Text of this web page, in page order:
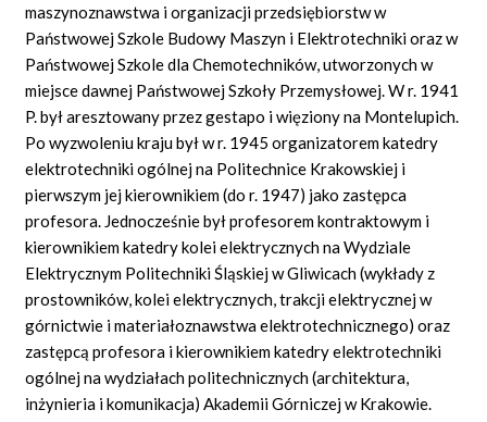
maszynoznawstwa i organizacji przedsiębiorstw w
Państwowej Szkole Budowy Maszyn i Elektrotechniki oraz w
Państwowej Szkole dla Chemotechników, utworzonych w
miejsce dawnej Państwowej Szkoły Przemysłowej. W r. 1941
P. był aresztowany przez gestapo i więziony na Montelupich.
Po wyzwoleniu kraju był w r. 1945 organizatorem katedry
elektrotechniki ogólnej na Politechnice Krakowskiej i
pierwszym jej kierownikiem (do r. 1947) jako zastępca
profesora. Jednocześnie był profesorem kontraktowym i
kierownikiem katedry kolei elektrycznych na Wydziale
Elektrycznym Politechniki Śląskiej w Gliwicach (wykłady z
prostowników, kolei elektrycznych, trakcji elektrycznej w
górnictwie i materiałoznawstwa elektrotechnicznego) oraz
zastępcą profesora i kierownikiem katedry elektrotechniki
ogólnej na wydziałach politechnicznych (architektura,
inżynieria i komunikacja) Akademii Górniczej w Krakowie.